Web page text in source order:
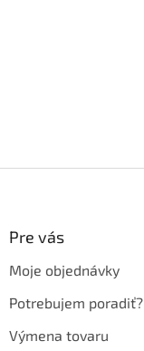
Pre vás
Moje objednávky
Potrebujem poradiť?
Výmena tovaru